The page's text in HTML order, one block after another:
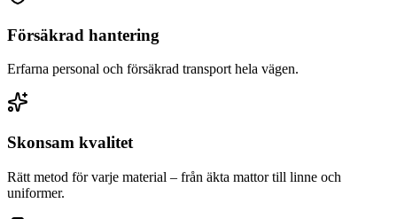
Försäkrad hantering
Erfarna personal och försäkrad transport hela vägen.
Skonsam kvalitet
Rätt metod för varje material – från äkta mattor till linne och
uniformer.